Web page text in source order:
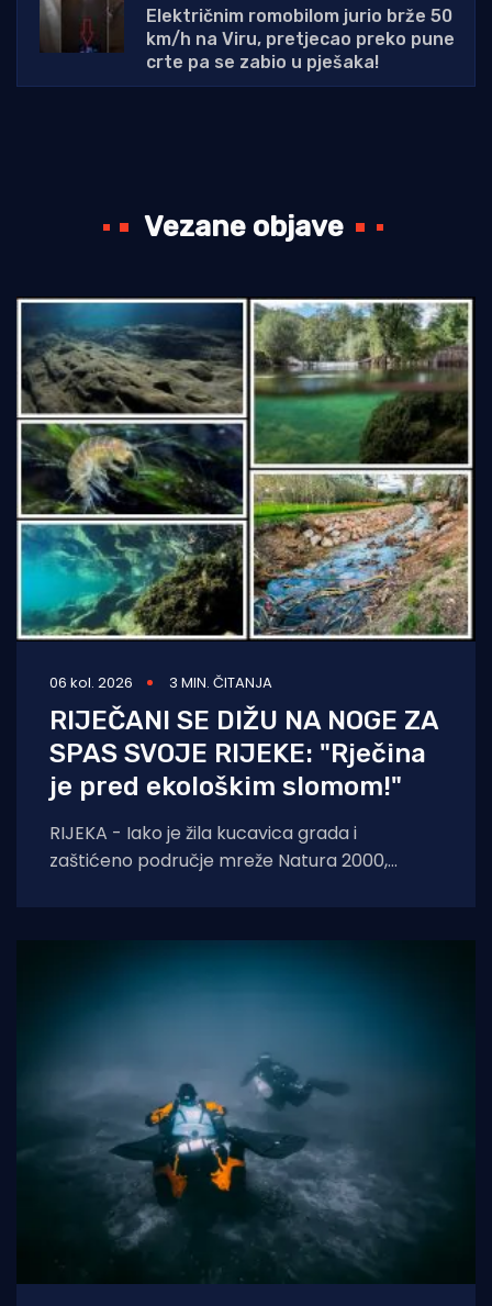
Električnim romobilom jurio brže 50
km/h na Viru, pretjecao preko pune
crte pa se zabio u pješaka!
Vezane objave
06 kol. 2026 3 MIN. ČITANJA
RIJEČANI SE DIŽU NA NOGE ZA
SPAS SVOJE RIJEKE: "Rječina
je pred ekološkim slomom!"
RIJEKA - Iako je žila kucavica grada i
zaštićeno područje mreže Natura 2000,